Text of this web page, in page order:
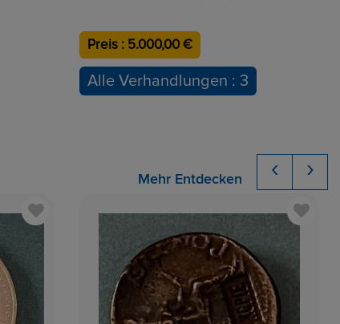
Preis : 5.000,00 €
Alle Verhandlungen : 3
Mehr Entdecken ‹ ›